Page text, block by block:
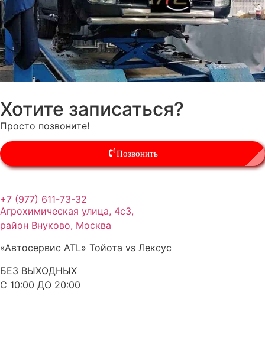
Хотите записаться?
Просто позвоните!
Позвонить
+7 (977) 611-73-32
Агрохимическая улица, 4с3,
район Внуково, Москва
«Автосервис ATL» Тойота vs Лексус
БЕЗ ВЫХОДНЫХ
С 10:00 ДО 20:00